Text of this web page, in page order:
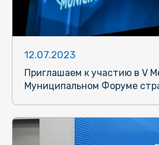
12.07.2023
Приглашаем к участию в V
Муниципальном Форуме